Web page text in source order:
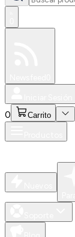
0 Carrito